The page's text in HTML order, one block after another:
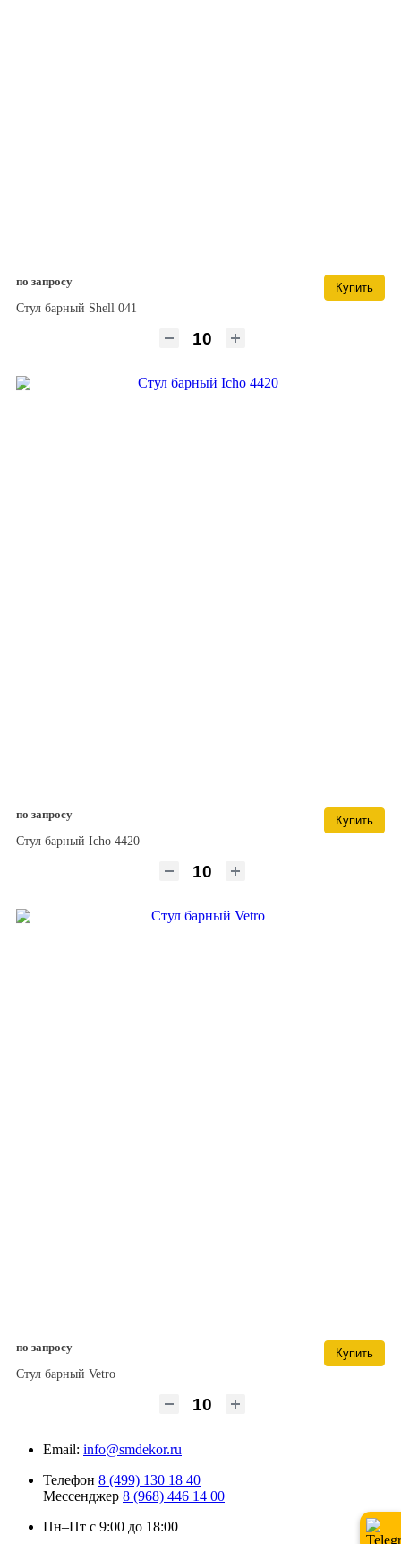
по запросу
Купить
Стул барный Shell 041
по запросу
Купить
Стул барный Icho 4420
по запросу
Купить
Стул барный Vetro
Email: info@smdekor.ru
Телефон 8 (499) 130 18 40
Мессенджер 8 (968) 446 14 00
Пн–Пт с 9:00 до 18:00